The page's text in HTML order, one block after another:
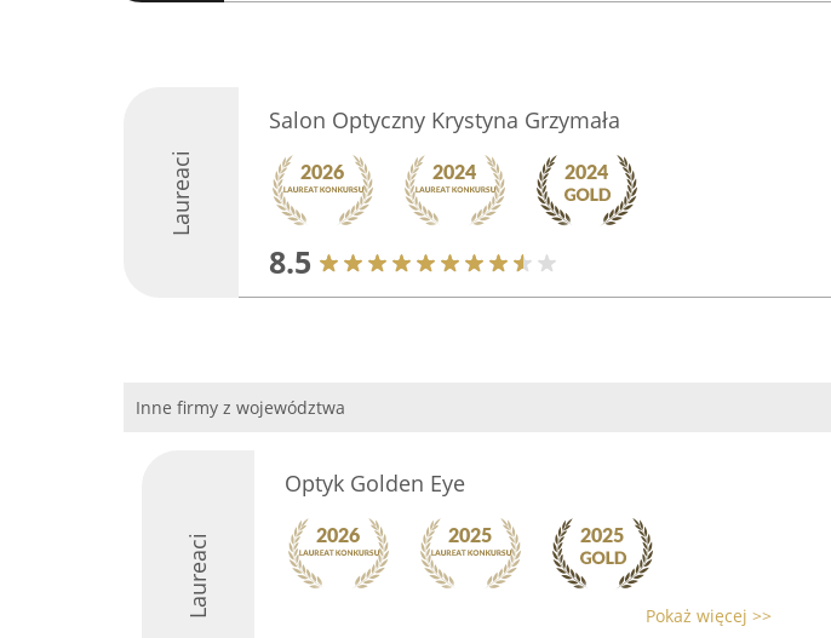
Laureaci
Salon Optyczny Krystyna Grzymała
8.5
Inne firmy z województwa
Laureaci
Optyk Golden Eye
Pokaż więcej >>